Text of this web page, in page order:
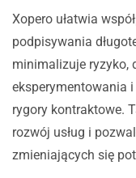
Xopero ułatwia
podpisywania
minimalizuje ryzyko,
eksperymentowania
rygory kontraktowe.
rozwój usług i
zmieniających się